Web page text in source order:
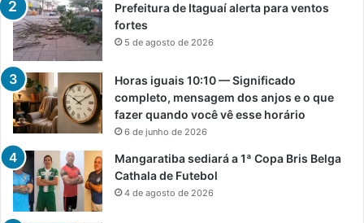
Prefeitura de Itaguaí alerta para ventos
fortes
5 de agosto de 2026
Horas iguais 10:10 — Significado
completo, mensagem dos anjos e o que
fazer quando você vê esse horário
6 de junho de 2026
Mangaratiba sediará a 1ª Copa Bris Belga
Cathala de Futebol
4 de agosto de 2026